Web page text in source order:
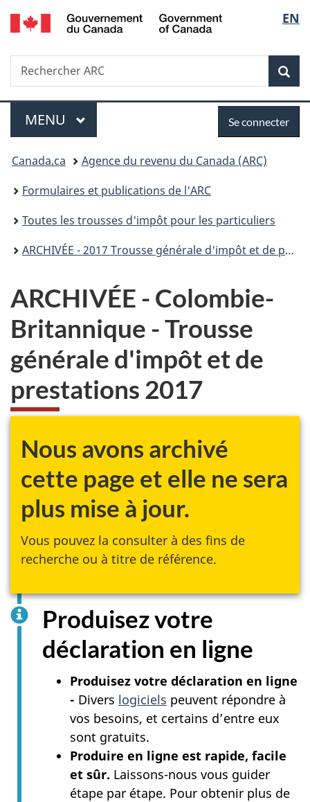
Passer
au
Passer
à
du
Passer
à
simplifiée
de
la
EN
Recherche
Rechercher
ARC
Menu
MENU PRINCIPAL
connecter
Se connecter
Vous
êtes
ici :
Canada.ca
Agence du revenu du Canada (ARC)
Formulaires et publications de l'ARC
Toutes les trousses d'impôt pour les particuliers
ARCHIVÉE - 2017 Trousse générale d'impôt et de prestations
ARCHIVÉE - Colombie-
Britannique - Trousse
générale d'impôt et de
prestations 2017
Nous avons archivé
cette page et elle ne sera
plus mise à jour.
Vous pouvez la consulter à des fins de
recherche ou à titre de référence.
Produisez votre
déclaration en ligne
Produisez votre déclaration en ligne
- Divers logiciels peuvent répondre à
vos besoins, et certains d’entre eux
sont gratuits.
Produire en ligne est rapide, facile
et sûr. Laissons-nous vous guider
étape par étape. Pour obtenir plus de